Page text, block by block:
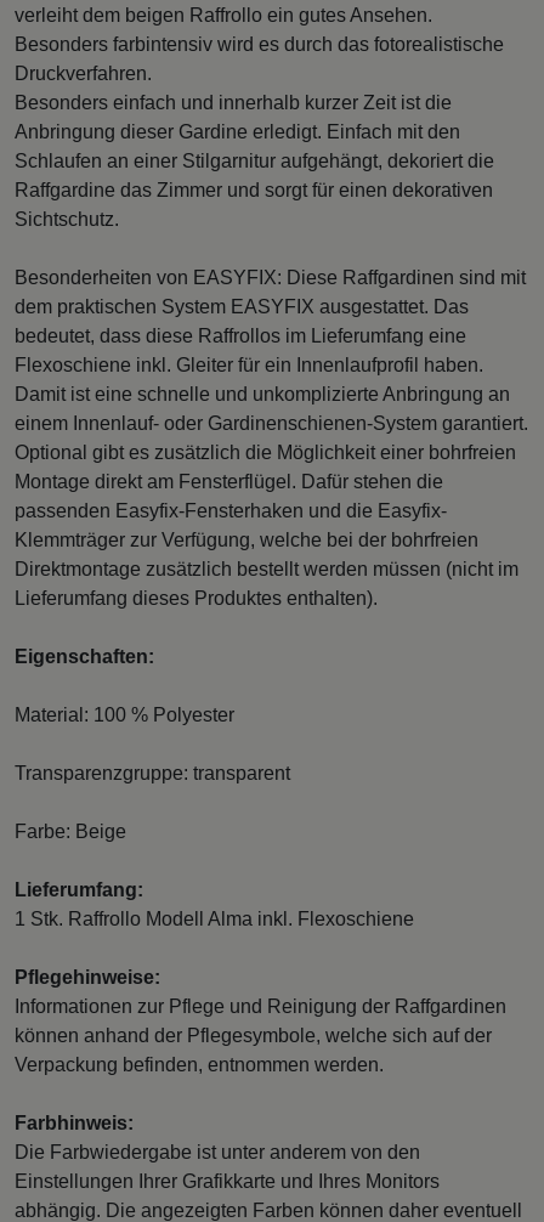
verleiht dem beigen Raffrollo ein gutes Ansehen.
Besonders farbintensiv wird es durch das fotorealistische
Druckverfahren.
Besonders einfach und innerhalb kurzer Zeit ist die
Anbringung dieser Gardine erledigt. Einfach mit den
Schlaufen an einer Stilgarnitur aufgehängt, dekoriert die
Raffgardine das Zimmer und sorgt für einen dekorativen
Sichtschutz.
Besonderheiten von EASYFIX: Diese Raffgardinen sind mit
dem praktischen System EASYFIX ausgestattet. Das
bedeutet, dass diese Raffrollos im Lieferumfang eine
Flexoschiene inkl. Gleiter für ein Innenlaufprofil haben.
Damit ist eine schnelle und unkomplizierte Anbringung an
einem Innenlauf- oder Gardinenschienen-System garantiert.
Optional gibt es zusätzlich die Möglichkeit einer bohrfreien
Montage direkt am Fensterflügel. Dafür stehen die
passenden Easyfix-Fensterhaken und die Easyfix-
Klemmträger zur Verfügung, welche bei der bohrfreien
Direktmontage zusätzlich bestellt werden müssen (nicht im
Lieferumfang dieses Produktes enthalten).
Eigenschaften:
Material: 100 % Polyester
Transparenzgruppe: transparent
Farbe: Beige
Lieferumfang:
1 Stk. Raffrollo Modell Alma inkl. Flexoschiene
Pflegehinweise:
Informationen zur Pflege und Reinigung der Raffgardinen
können anhand der Pflegesymbole, welche sich auf der
Verpackung befinden, entnommen werden.
Farbhinweis:
Die Farbwiedergabe ist unter anderem von den
Einstellungen Ihrer Grafikkarte und Ihres Monitors
abhängig. Die angezeigten Farben können daher eventuell